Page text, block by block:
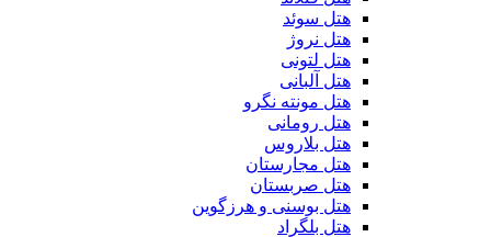
هتل سوئد
هتل نروژ
هتل لتونی
هتل آلبانی
هتل مونته نگرو
هتل رومانی
هتل بلاروس
هتل مجارستان
هتل صربستان
هتل بوسنی و هرزگوین
هتل بلگراد